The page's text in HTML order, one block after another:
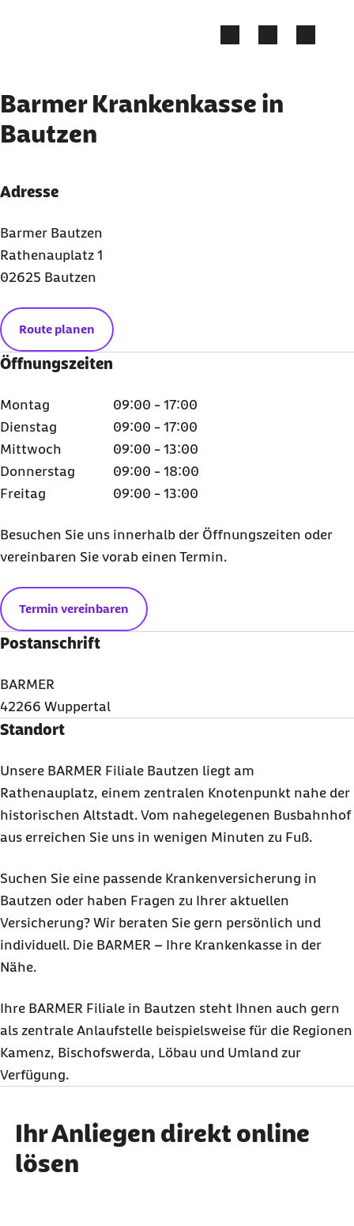
Barmer Krankenkasse in
Bautzen
Adresse
Barmer Bautzen
Rathenauplatz 1
02625 Bautzen
Route planen
Öffnungszeiten
Montag
09:00 - 17:00
Dienstag
09:00 - 17:00
Mittwoch
09:00 - 13:00
Donnerstag
09:00 - 18:00
Freitag
09:00 - 13:00
Besuchen Sie uns innerhalb der Öffnungszeiten oder
vereinbaren Sie vorab einen Termin.
Termin vereinbaren
Postanschrift
BARMER
42266 Wuppertal
Standort
Unsere BARMER Filiale Bautzen liegt am
Rathenauplatz, einem zentralen Knotenpunkt nahe der
historischen Altstadt. Vom nahegelegenen Busbahnhof
aus erreichen Sie uns in wenigen Minuten zu Fuß.
Suchen Sie eine passende Krankenversicherung in
Bautzen oder haben Fragen zu Ihrer aktuellen
Versicherung? Wir beraten Sie gern persönlich und
individuell. Die BARMER – Ihre Krankenkasse in der
Nähe.
Ihre BARMER Filiale in Bautzen steht Ihnen auch gern
als zentrale Anlaufstelle beispielsweise für die Regionen
Kamenz, Bischofswerda, Löbau und Umland zur
Verfügung.
Ihr Anliegen direkt online
lösen